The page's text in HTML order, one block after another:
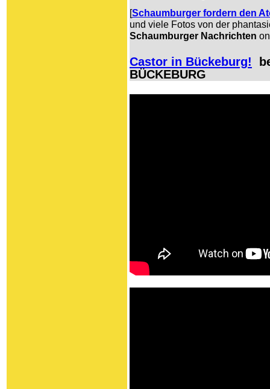
[Schaumburger fordern den
und viele Fotos von der
Schaumburger Nachrichten
Castor in Bückeburg!
BÜCKEBURG